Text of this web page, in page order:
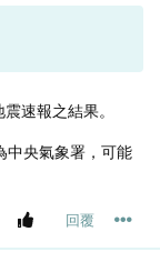
速報之結果。
中央氣象署，可能
回覆